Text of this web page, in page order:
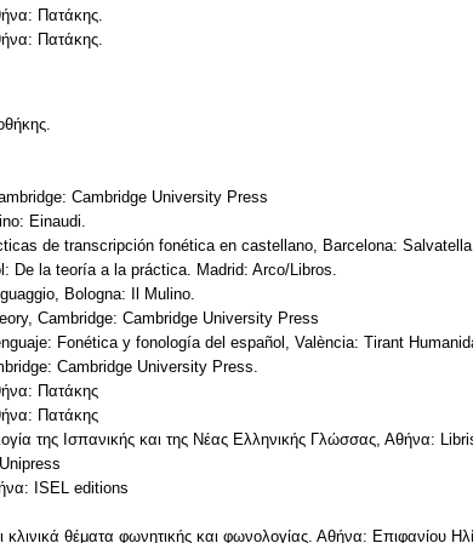
Πατάκης.
Πατάκης.
Cambridge University Press
Einaudi.
de transcripción fonética en castellano, Barcelona:
De la teoría a la práctica. Madrid: Arco/Libros.
Bologna: Il Mulino.
Cambridge: Cambridge University Press
Fonética y fonología del español, València: Tirant
Cambridge University Press.
Πατάκης
Πατάκης
της Ισπανικής και της Νέας Ελληνικής Γλώσσας, Αθήνα:
ISEL editions
θέματα φωνητικής και φωνολογίας. Αθήνα: Επιφανίου